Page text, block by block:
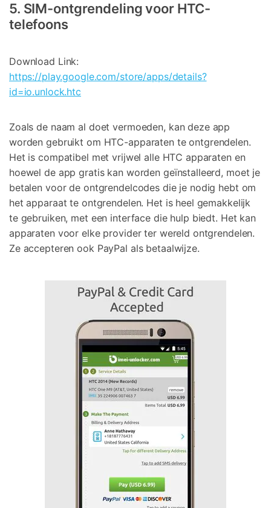
5. SIM-ontgrendeling voor HTC-
telefoons
Download Link:
https://play.google.com/store/apps/details?
id=io.unlock.htc
Zoals de naam al doet vermoeden, kan deze app
worden gebruikt om HTC-apparaten te ontgrendelen.
Het is compatibel met vrijwel alle HTC apparaten en
hoewel de app gratis kan worden geïnstalleerd, moet je
betalen voor de ontgrendelcodes die je nodig hebt om
het apparaat te ontgrendelen. Het is heel gemakkelijk
te gebruiken, met een interface die hulp biedt. Het kan
apparaten voor elke provider ter wereld ontgrendelen.
Ze accepteren ook PayPal als betaalwijze.